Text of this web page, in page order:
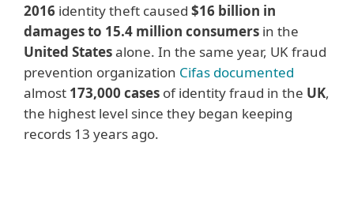
2016 identity theft caused $16 billion in
damages to 15.4 million consumers in the
United Statesalone. In the same year, UK fraud
prevention organization Cifas documented
almost 173,000 cases of identity fraud in the UK,
the highest level since they began keeping
records 13 years ago.